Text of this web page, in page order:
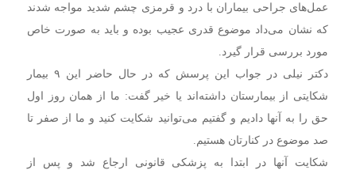
عمل‌های جراحی بیماران با درد و قرمزی چشم شدید مواجه شدند
که نشان می‌داد موضوع قدری عجیب بوده و باید به صورت خاص
مورد بررسی قرار گیرد.
دکتر نیلی در جواب این پرسش که در حال حاضر این ۹ بیمار
شکایتی از بیمارستان داشته‌اند یا خیر گفت: ما از همان روز اول
حق را به آنها دادیم و گفتیم می‌توانید شکایت کنید و ما از صفر تا
صد موضوع در کنارتان هستیم.
شکایت آنها در ابتدا به پزشکی قانونی ارجاع شد و پس از